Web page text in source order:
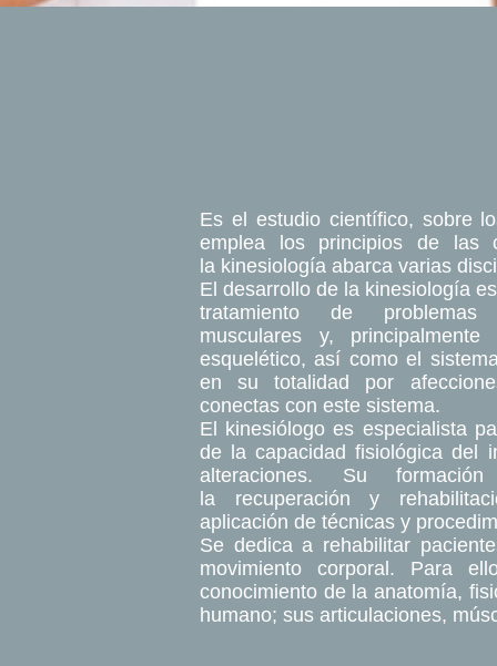
Es el estudio científico, sobre
emplea los principios de las
la kinesiología abarca varias
El desarrollo de la kinesiología
tratamiento de
musculares y,
esquelético, así como el
en su totalidad por
conectas con este sistema.
El kinesiólogo es especialista
de la capacidad fisiológica del
alteraciones. Su
la recuperación y
aplicación de técnicas y
Se dedica a rehabilitar
movimiento corporal. Para
conocimiento de la anatomía,
humano; sus articulaciones,